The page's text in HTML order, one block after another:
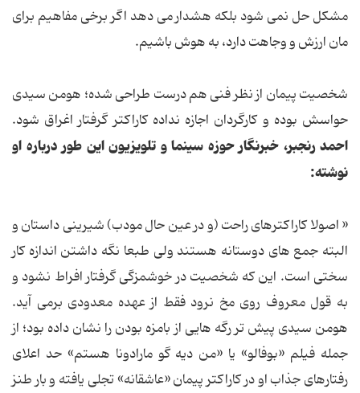
مشکل حل نمی شود بلکه هشدار می دهد اگر برخی مفاهیم برای
مان ارزش و وجاهت دارد، به هوش باشیم.
شخصیت پیمان از نظر فنی هم درست طراحی شده؛ هومن سیدی
حواسش بوده و کارگردان اجازه نداده کاراکتر گرفتار اغراق شود.
احمد رنجبر، خبرنگار حوزه سینما و تلویزیون این طور درباره او
نوشته:
« اصولا کاراکترهای راحت (و در عین حال مودب) شیرینی داستان و
البته جمع های دوستانه هستند ولی طبعا نگه داشتن اندازه کار
سختی است. این که شخصیت در خوشمزگی گرفتار افراط نشود و
به قول معروف روی مخ نرود فقط از عهده معدودی برمی آید.
هومن سیدی پیش تر رگه هایی از بامزه بودن را نشان داده بود؛ از
جمله فیلم «بوفالو» یا «من دیه گو مارادونا هستم» حد اعلای
رفتارهای جذاب او در کاراکتر پیمان «عاشقانه» تجلی یافته و بار طنز